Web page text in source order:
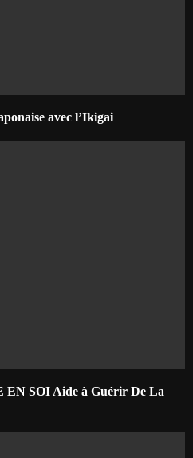
avec l’Ikigai
EN SOI Aide à Guérir De La